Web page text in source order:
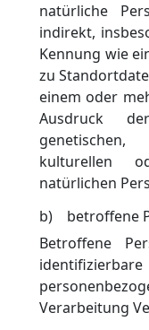
natürliche
indirekt,
Kennung wie
zu
einem oder
Ausdruck
genetischen,
kulturellen
natürlichen
b) betroffene
Betroffene
Verarbeitung